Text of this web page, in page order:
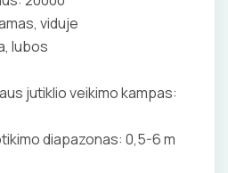
JUNGTYS
VIRŠĮTAMPIŲ
NUĖMIMO ĮRANKIAI
nuo rasojimo
priedai
kolektoriai
kolektoriams
nuo užšalimo
palaikymas
APLEDĖJIMO
ir stogų apsauga nuo
apsauga nuo apledėjimo
viduje
lubos
jutiklio veikimo kampas:
diapazonas: 0,5-6 m